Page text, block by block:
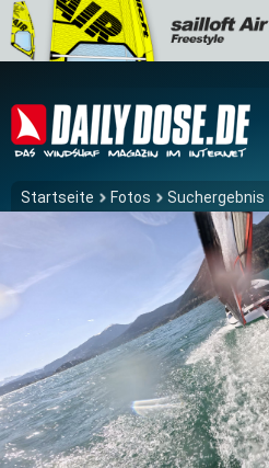
Startseite Fotos Suchergebnis